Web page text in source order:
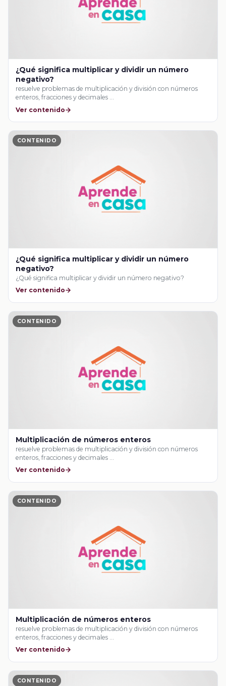
¿Qué significa multiplicar y dividir un número
negativo?
resuelve problemas de multiplicación y división con números
enteros, fracciones y decimales …
Ver contenido
CONTENIDO
¿Qué significa multiplicar y dividir un número
negativo?
¿Qué significa multiplicar y dividir un número negativo?
Ver contenido
CONTENIDO
Multiplicación de números enteros
resuelve problemas de multiplicación y división con números
enteros, fracciones y decimales …
Ver contenido
CONTENIDO
Multiplicación de números enteros
resuelve problemas de multiplicación y división con números
enteros, fracciones y decimales …
Ver contenido
CONTENIDO